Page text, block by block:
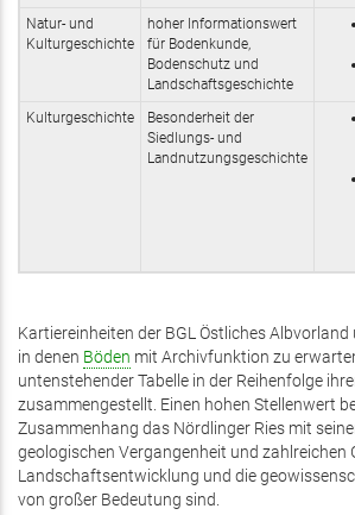
Natur- und
Kulturgeschichte
hoher Informationswert
für Bodenkunde,
Bodenschutz und
Landschaftsgeschichte
Kulturgeschichte
Besonderheit der
Siedlungs- und
Landnutzungsgeschichte
Kartiereinheiten der BGL Östliches Albvorland
in denen Böden mit Archivfunktion zu
untenstehender Tabelle in der Reihenfolge
zusammengestellt. Einen hohen Stellenwert
Zusammenhang das Nördlinger Ries mit
geologischen Vergangenheit und zahlreichen
Landschaftsentwicklung und die
von großer Bedeutung sind.